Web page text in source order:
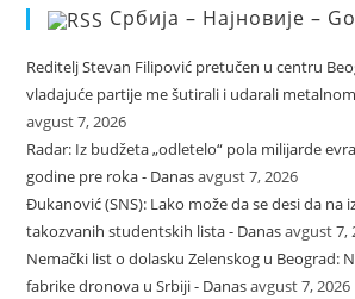
Србија – Најновије –
Reditelj Stevan Filipović pretučen u centru
vladajuće partije me šutirali i udarali
avgust 7, 2026
Radar: Iz budžeta „odletelo“ pola milijarde
godine pre roka - Danasavgust 7, 2026
Đukanović (SNS): Lako može da se desi da na
takozvanih studentskih lista - Danasavgust 7,
Nemački list o dolasku Zelenskog u Beograd:
fabrike dronova u Srbiji - Danasavgust 7, 2026